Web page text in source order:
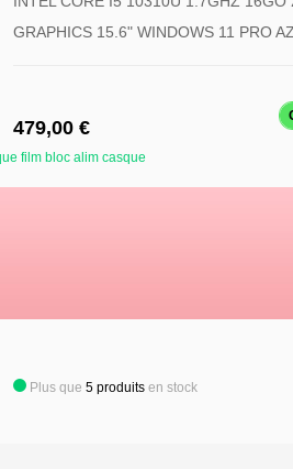
film bloc alim casque
GRAPHICS 15.6" WINDOWS 11 PRO
479,00 €
Plus que 5 produits en stock